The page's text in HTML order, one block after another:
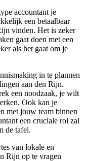
accountant je
een betaalbaar
vinden. Het is zeker
gaat doen met een
als het gaat om je
in te plannen
aan den Rijn.
een noodzaak, je wilt
Ook kan je
met jouw team binnen
een cruciale rol zal
de tafel.
van lokale en
Rijn op te vragen